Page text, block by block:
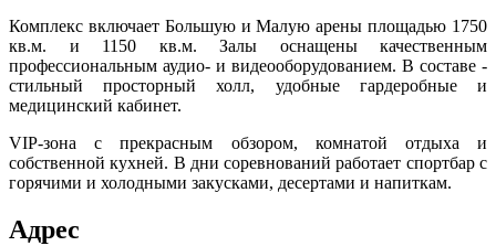
Комплекс включает Большую и Малую арены площадью 1750
кв.м. и 1150 кв.м. Залы оснащены качественным
профессиональным аудио- и видеооборудованием. В составе -
стильный просторный холл, удобные гардеробные и
медицинский кабинет.
VIP-зона с прекрасным обзором, комнатой отдыха и
собственной кухней. В дни соревнований работает спортбар с
горячими и холодными закусками, десертами и напиткам.
Адрес